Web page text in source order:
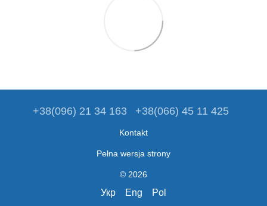
+38(096) 21 34 163 +38(066) 45 11 425
Kontakt
Pełna wersja strony
© 2026
Укр Eng Pol